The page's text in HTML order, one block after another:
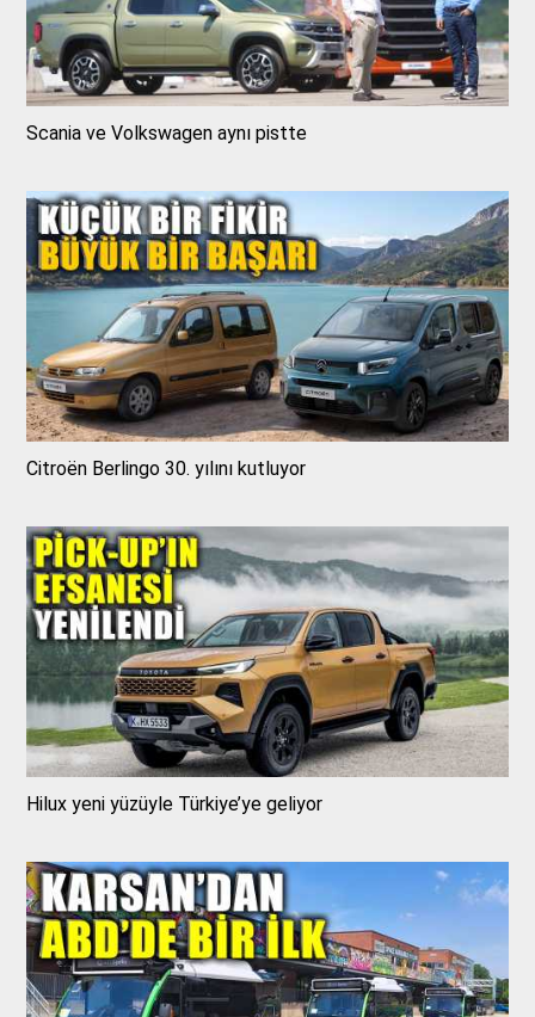
Scania ve Volkswagen aynı pistte
Citroën Berlingo 30. yılını kutluyor
Hilux yeni yüzüyle Türkiye’ye geliyor